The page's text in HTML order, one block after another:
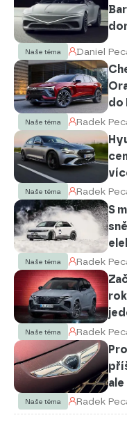
Naše téma Daniel
do
Naše téma Radek
Naše téma Radek
S
Naše téma Radek
Naše téma Radek
Naše téma Radek